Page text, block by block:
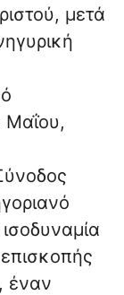
μετά
Μαΐου,
έναν